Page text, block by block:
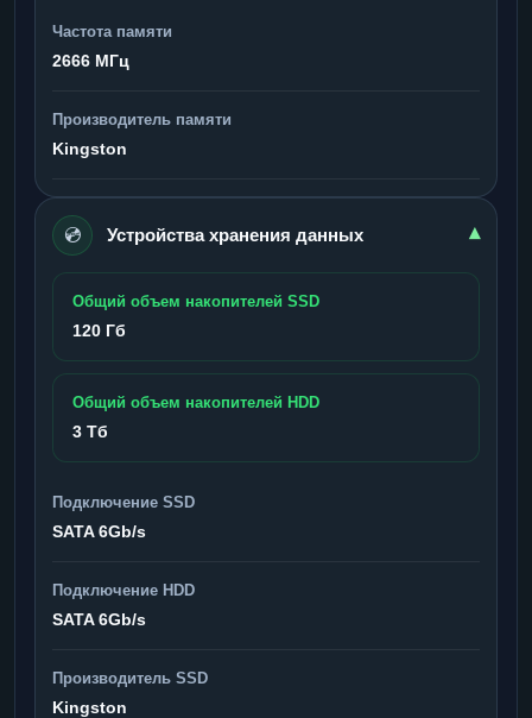
Частота памяти
2666 МГц
Производитель памяти
Kingston
💿 Устройства хранения данных ▾
Общий объем накопителей SSD
120 Гб
Общий объем накопителей HDD
3 Тб
Подключение SSD
SATA 6Gb/s
Подключение HDD
SATA 6Gb/s
Производитель SSD
Kingston